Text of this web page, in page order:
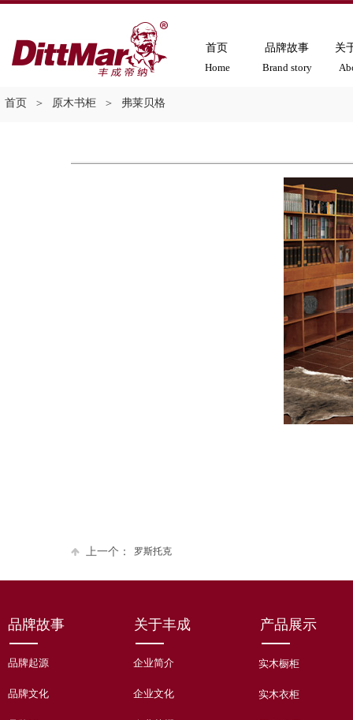
Home Brand story
首页 品牌故事 关
首页 ＞ 原木书柜 ＞ 弗莱贝格
上一个： 罗斯托克
产品展示
品牌起源
品牌文化
企业简介
企业文化
实木橱柜
实木衣柜
关于丰成
品牌故事